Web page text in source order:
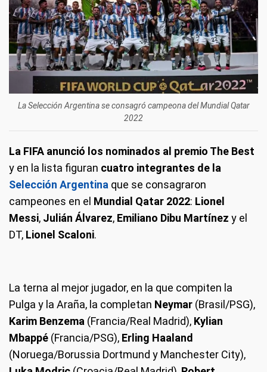
La Selección Argentina se consagró campeona del Mundial Qatar
2022
La FIFA anunció los nominados al premio The Best
y en la lista figuran cuatro integrantes de la
Selección Argentina que se consagraron
campeones en el Mundial Qatar 2022: Lionel
Messi, Julián Álvarez, Emiliano Dibu Martínez y el
DT, Lionel Scaloni.
La terna al mejor jugador, en la que compiten la
Pulga y la Araña, la completan Neymar (Brasil/PSG),
Karim Benzema (Francia/Real Madrid), Kylian
Mbappé (Francia/PSG), Erling Haaland
(Noruega/Borussia Dortmund y Manchester City),